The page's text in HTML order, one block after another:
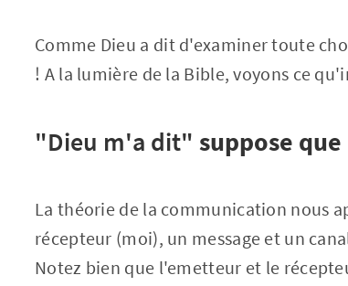
Comme Dieu a dit d'examiner toute
! A la lumière de la Bible, voyons ce
"Dieu m'a dit" suppose que
La théorie de la communication nous
récepteur (moi), un message et un
Notez bien que l'emetteur et le